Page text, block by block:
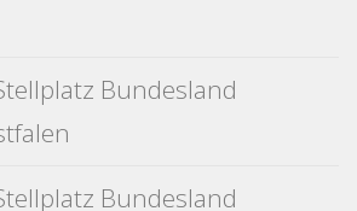
Bundesland
Bundesland